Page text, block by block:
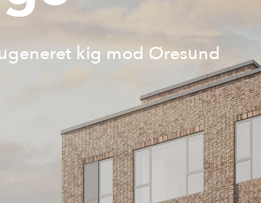
kig mod Øresund